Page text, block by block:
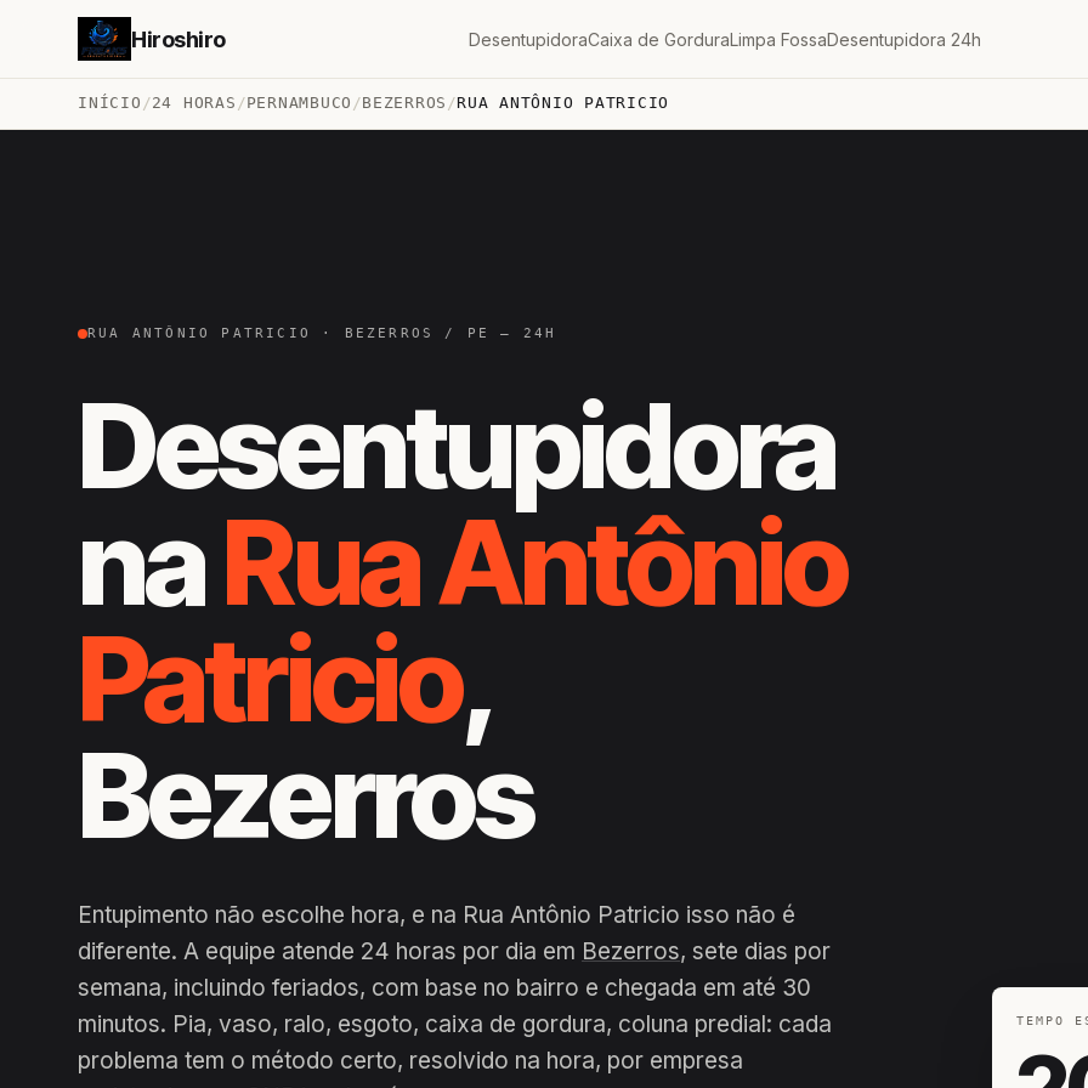
Hiroshiro DesentupidoraCaixa de GorduraLimpa FossaDesentupidora 24h
INÍCIO /24 HORAS /PERNAMBUCO /BEZERROS /RUA ANTÔNIO PATRICIO
RUA ANTÔNIO PATRICIO · BEZERROS / PE — 24H
Desentupidora
naRua Antônio
Patricio,
Bezerros
Entupimento não escolhe hora, e na Rua Antônio Patricio isso não é
diferente. A equipe atende 24 horas por dia em Bezerros, sete dias por
semana, incluindo feriados, com base no bairro e chegada em até 30
minutos. Pia, vaso, ralo, esgoto, caixa de gordura, coluna predial: cada
problema tem o método certo, resolvido na hora, por empresa
TEMPO